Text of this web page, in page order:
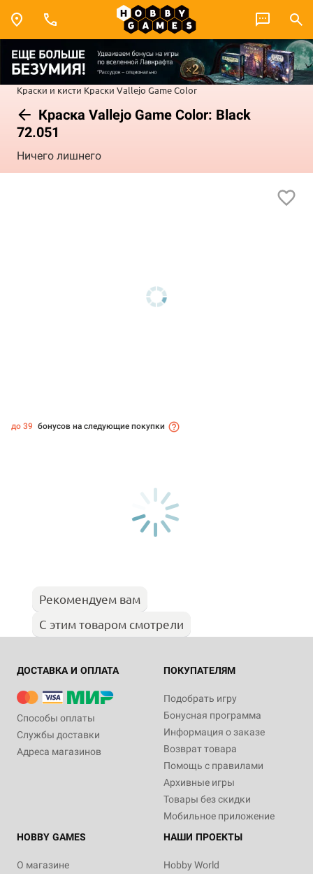
Краски и кисти Краски Vallejo Game Color
Краска Vallejo Game Color: Black
72.051
Ничего лишнего
до 39 бонусов на следующие покупки
Рекомендуем вам
С этим товаром смотрели
ДОСТАВКА И ОПЛАТА
Способы оплаты
Службы доставки
Адреса магазинов
ПОКУПАТЕЛЯМ
Подобрать игру
Бонусная программа
Информация о заказе
Возврат товара
Помощь с правилами
Архивные игры
Товары без скидки
Мобильное приложение
HOBBY GAMES
О магазине
НАШИ ПРОЕКТЫ
Hobby World